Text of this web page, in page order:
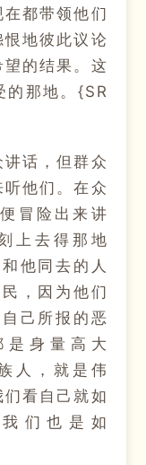
都带领他们
地彼此议论
的结果。这
的那地。{SR
话，但群众
他们。在众
冒险出来讲
上去得那地
他同去的人
，因为他们
己所报的恶
身量高大
人，就是伟
看自己就如
们也是如